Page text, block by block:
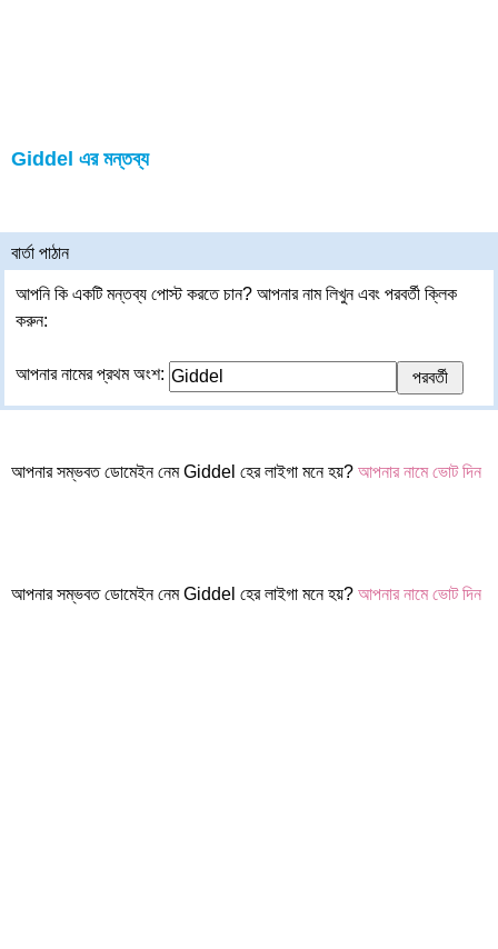
Giddel এর মন্তব্য
বার্তা পাঠান
আপনি কি একটি মন্তব্য পোস্ট করতে চান? আপনার নাম লিখুন এবং পরবর্তী ক্লিক
করুন:
আপনার নামের প্রথম অংশ:
আপনার সম্ভবত ডোমেইন নেম Giddel হের লাইগা মনে হয়? আপনার নামে ভোট দিন
আপনার সম্ভবত ডোমেইন নেম Giddel হের লাইগা মনে হয়? আপনার নামে ভোট দিন